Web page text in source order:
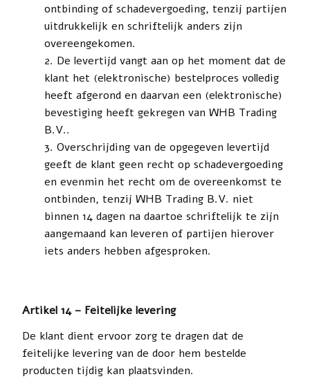
ontbinding of schadevergoeding, tenzij partijen
uitdrukkelijk en schriftelijk anders zijn
overeengekomen.
De levertijd vangt aan op het moment dat de
klant het (elektronische) bestelproces volledig
heeft afgerond en daarvan een (elektronische)
bevestiging heeft gekregen van WHB Trading
B.V..
Overschrijding van de opgegeven levertijd
geeft de klant geen recht op schadevergoeding
en evenmin het recht om de overeenkomst te
ontbinden, tenzij WHB Trading B.V. niet
binnen 14 dagen na daartoe schriftelijk te zijn
aangemaand kan leveren of partijen hierover
iets anders hebben afgesproken.
Artikel 14 – Feitelijke levering
De klant dient ervoor zorg te dragen dat de
feitelijke levering van de door hem bestelde
producten tijdig kan plaatsvinden.